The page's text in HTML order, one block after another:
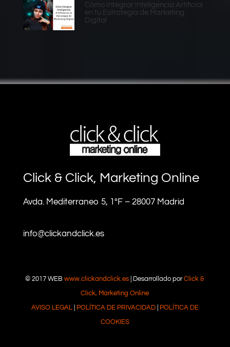
Cómo Integrar Inteligencia Artificial
en tu Estrategia de Marketing
Digital
Click & Click, Marketing Online
Avda. Mediterraneo 5, 1ºF – 28007 Madrid
info@clickandclick.es
© 2017 WEBwww.clickandclick.es | Desarrollado porClick &
Click, Marketing Online
AVISO LEGAL| POLÍTICA DE PRIVACIDAD|
POLÍTICA DE
COOKIES